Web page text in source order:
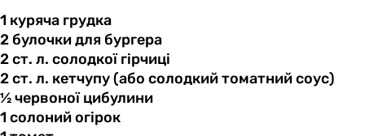
1 куряча грудка
2 булочкидля бургера
2 ст. л. солодкої гірчиці
2 ст. л. кетчупу (або солодкий томатний соус)
½ червоноїцибулини
1 солонийогірок